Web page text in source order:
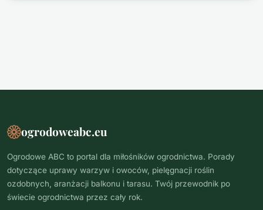
ogrodoweabc.eu
Ogrodowe ABC to portal dla miłośników ogrodnictwa. Porady
dotyczące uprawy warzyw i owoców, pielęgnacji roślin
ozdobnych, aranżacji balkonu i tarasu. Twój przewodnik po
świecie ogrodnictwa przez cały rok.